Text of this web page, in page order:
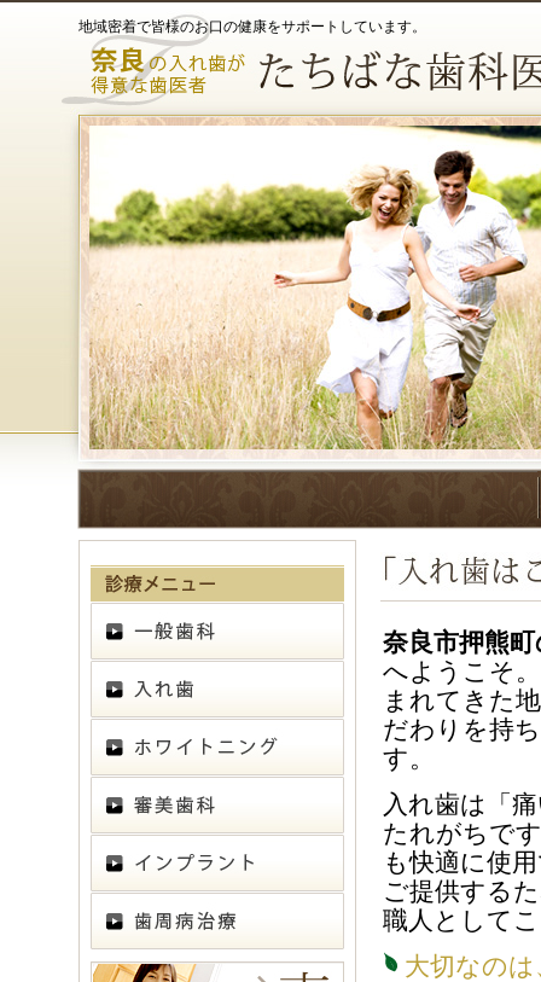
地域密着で皆様のお口の健康をサポートしています。
奈良市押熊
へようこそ
まれてきた
だわりを持
す。
入れ歯は「
たれがちで
も快適に使
ご提供する
職人として
大切なの